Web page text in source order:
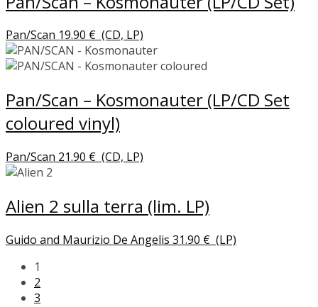
Pan/Scan 19.90 € (CD, LP)
Pan/Scan – Kosmonauter (LP/CD Set
coloured vinyl)
Pan/Scan 21.90 € (CD, LP)
Alien 2 sulla terra (lim. LP)
Guido and Maurizio De Angelis 31.90 € (LP)
1
2
3